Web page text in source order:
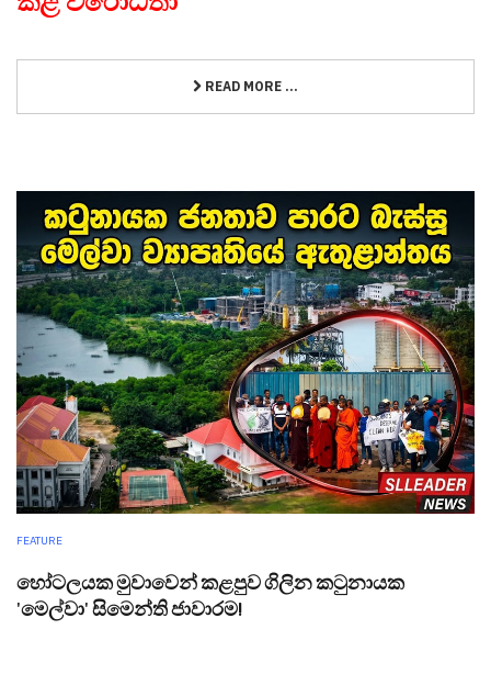
READ MORE ...
FEATURE
හෝටලයක මුවාවෙන් කළපුව ගිලින කටුනායක
'මෙල්වා' සිමෙන්ති ජාවාරම!